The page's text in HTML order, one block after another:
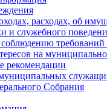
расходах, об
и служебного
на
рекомендации
Cобрания